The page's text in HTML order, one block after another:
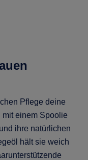
Pflege deine
mit einem Spoolie
ihre natürlichen
hält sie weich